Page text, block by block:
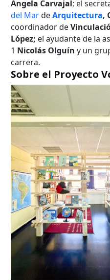
Ángela Carvajal; el
del MardeArquitectura,
coordinador de
López; el ayudante de la
1 Nicolás Olguín y un
carrera.
Sobre el Proyecto
Búsqueda
Carrera
Palabra clave
Desde...
Hasta...